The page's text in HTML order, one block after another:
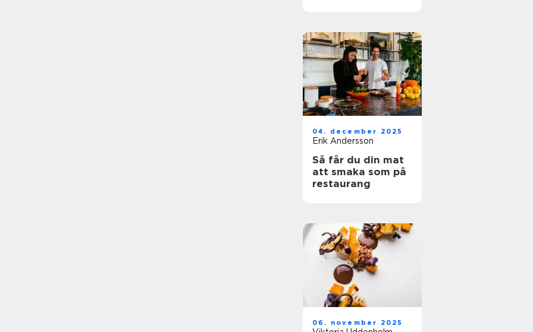
04. december 2025
Erik Andersson
Så får du din mat
att smaka som på
restaurang
06. november 2025